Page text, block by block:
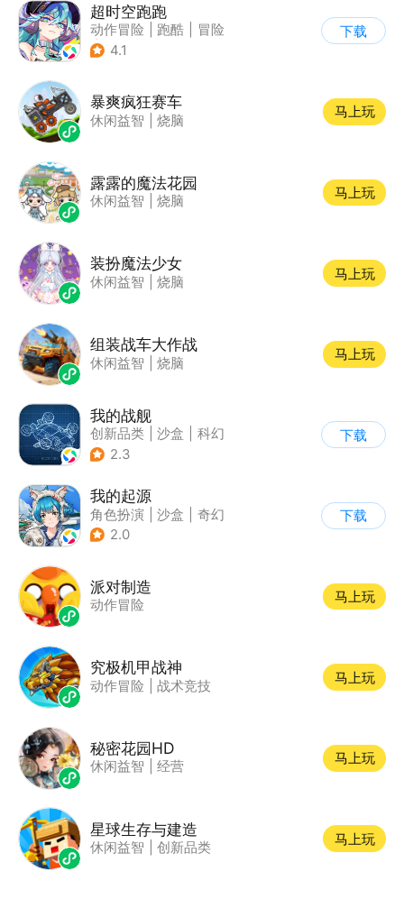
超时空跑跑
动作冒险 跑酷
冒险
| 沙盒
4.1
下载
暴爽疯狂赛车
休闲益智 烧脑
马上玩
露露的魔法花园
休闲益智 烧脑
马上玩
装扮魔法少女
休闲益智 烧脑
马上玩
组装战车大作战
休闲益智 烧脑
马上玩
我的战舰
创新品类 沙盒
科幻
| 开放世界
2.3
下载
我的起源
角色扮演 沙盒
奇幻
| 开放世界
2.0
下载
派对制造
动作冒险
马上玩
究极机甲战神
动作冒险 战术竞技
马上玩
秘密花园HD
休闲益智 经营
马上玩
星球生存与建造
休闲益智 创新品类
马上玩